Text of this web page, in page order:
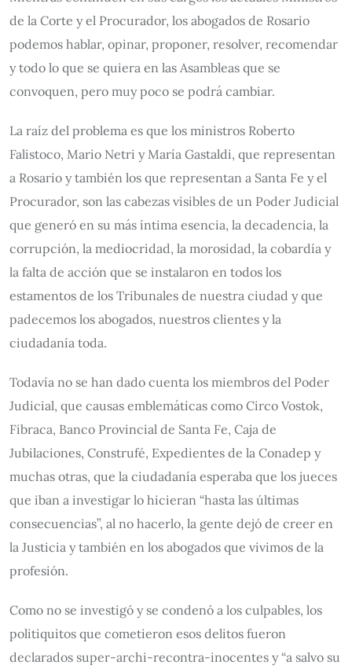
de la Corte y el Procurador, los abogados de Rosario
podemos hablar, opinar, proponer, resolver, recomendar
y todo lo que se quiera en las Asambleas que se
convoquen, pero muy poco se podrá cambiar.
La raíz del problema es que los ministros Roberto
Falistoco, Mario Netri y María Gastaldi, que representan
a Rosario y también los que representan a Santa Fe y el
Procurador, son las cabezas visibles de un Poder Judicial
que generó en su más íntima esencia, la decadencia, la
corrupción, la mediocridad, la morosidad, la cobardía y
la falta de acción que se instalaron en todos los
estamentos de los Tribunales de nuestra ciudad y que
padecemos los abogados, nuestros clientes y la
ciudadanía toda.
Todavía no se han dado cuenta los miembros del Poder
Judicial, que causas emblemáticas como Circo Vostok,
Fibraca, Banco Provincial de Santa Fe, Caja de
Jubilaciones, Construfé, Expedientes de la Conadep y
muchas otras, que la ciudadanía esperaba que los jueces
que iban a investigar lo hicieran “hasta las últimas
consecuencias”, al no hacerlo, la gente dejó de creer en
la Justicia y también en los abogados que vivimos de la
profesión.
Como no se investigó y se condenó a los culpables, los
politiquitos que cometieron esos delitos fueron
declarados super-archi-recontra-inocentes y “a salvo su